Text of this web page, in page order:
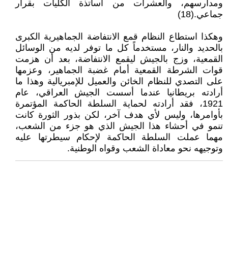
ومدارسهم، والعشرات من أساتذة الكليات بقرار
جماعي.(18)
وهكذا استطاع النظام قمع الانتفاضة الجماهيرية الكبرى
بالحديد والنار، مستخدماً كل ما توفر لديه من الوسائل
القمعية، وزج بالجيش ليقمع الانتفاضة، بعد أن هزمت
قوات الشرطة القمعية أمام غضبة الجماهير، وعزمها
على التصدي للنظام الخائن والعميل للإمبريالية وهذا ما
أرادته بريطانيا عندما أسست الجيش العراقي، عام
1921، فقد أرادته لحماية السلطة الحاكمة المؤتمرة
بأوامرها، وليس لأي هدف آخر، لكن بذور الثورة كانت
تنمو في أحشاء هذا الجيش الذي هو جزء من الشعب،
مهما عملت السلطة الحاكمة لإحكام سيطرتها عليه
وتوجيهه نحو معاداة الشعب وقواه الوطنية.